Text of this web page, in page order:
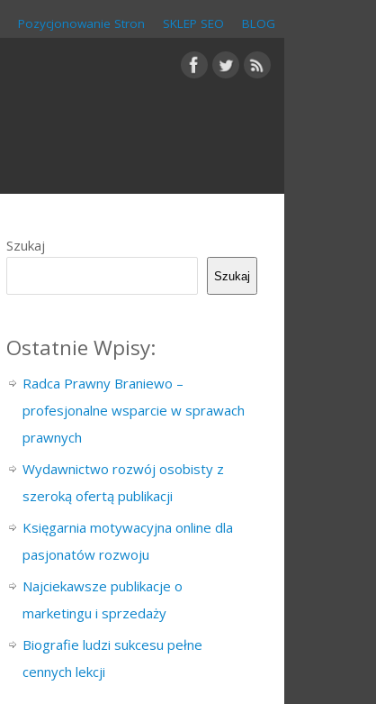
Pozycjonowanie Stron SKLEP SEO BLOG
Szukaj
Szukaj
Ostatnie Wpisy:
Radca Prawny Braniewo –
profesjonalne wsparcie w sprawach
prawnych
Wydawnictwo rozwój osobisty z
szeroką ofertą publikacji
Księgarnia motywacyjna online dla
pasjonatów rozwoju
Najciekawsze publikacje o
marketingu i sprzedaży
Biografie ludzi sukcesu pełne
cennych lekcji